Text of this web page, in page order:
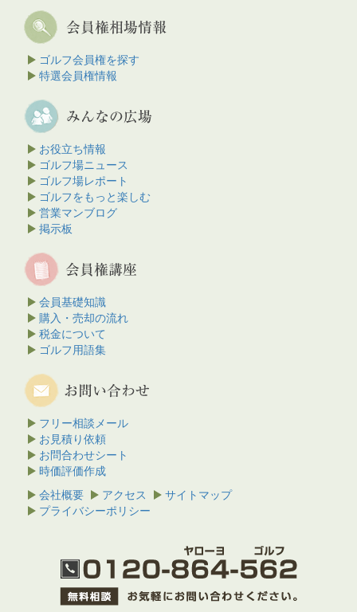
ゴルフ会員権を探す
特選会員権情報
お役立ち情報
ゴルフ場ニュース
ゴルフ場レポート
ゴルフをもっと楽しむ
営業マンブログ
掲示板
会員基礎知識
購入・売却の流れ
税金について
ゴルフ用語集
フリー相談メール
お見積り依頼
お問合わせシート
時価評価作成
会社概要
アクセス
サイトマップ
プライバシーポリシー